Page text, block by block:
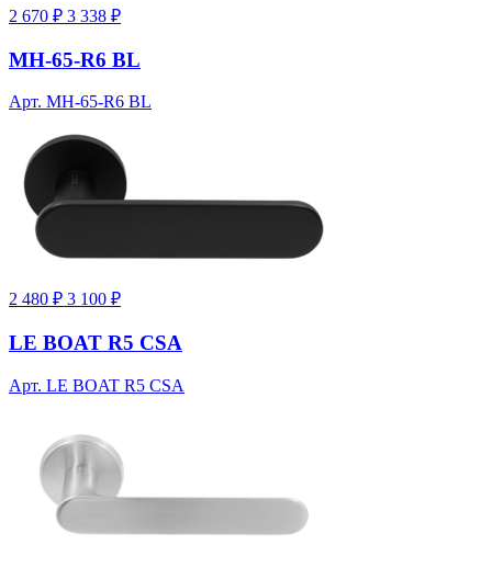
2 670 ₽ 3 338 ₽
MH-65-R6 BL
Арт. MH-65-R6 BL
2 480 ₽ 3 100 ₽
LE BOAT R5 CSA
Арт. LE BOAT R5 CSA